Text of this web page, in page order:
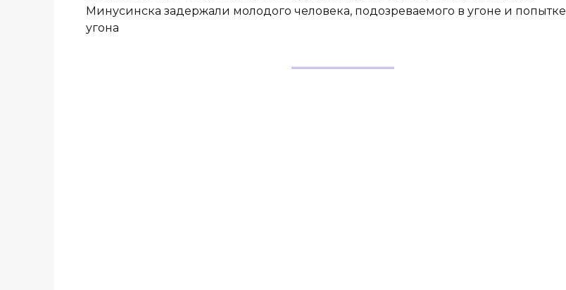
Минусинска задержали молодого человека, подозреваемого в угоне и попытке
угона